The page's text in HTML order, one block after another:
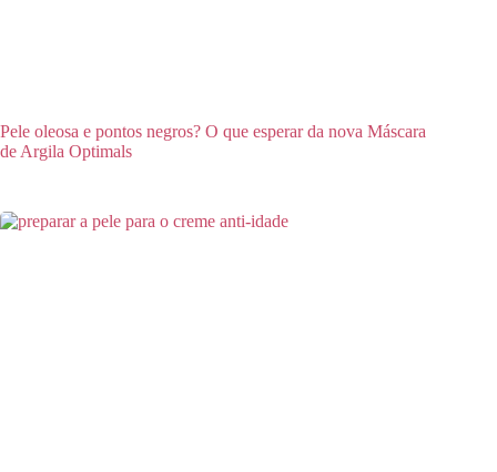
Pele oleosa e pontos negros? O que esperar da nova Máscara
de Argila Optimals